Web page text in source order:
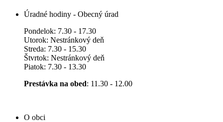
Úradné hodiny - Obecný úrad
Pondelok: 7.30 - 17.30
Utorok: Nestránkový deň
Streda: 7.30 - 15.30
Štvrtok: Nestránkový deň
Piatok: 7.30 - 13.30
Prestávka na obed: 11.30 - 12.00
O obci